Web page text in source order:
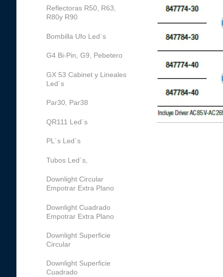
Reflectoras R50, R63,
R80y R90
Bombilla Ufo Led´s
G4 Bi-Pin, G9, Pebetero
GX 53 Cabinet y Lineales
Led´s
Par30, Par38
QR111 Led´s
PL´s Led´s
Tubos Led´s,
Downlight Circular
Empotrar Extra Plano
Downlight Cuadrado
Empotrar Extra Plano
Downlight Superficie
Circular
Downlight Superficie
Cuadrado